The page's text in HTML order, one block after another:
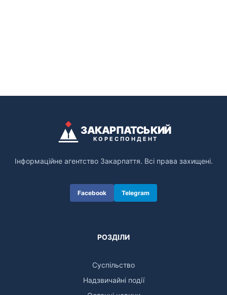
ЗАКАРПАТСЬКИЙ
КОРЕСПОНДЕНТ
Інформаційне агентство Закарпаття. Всі права захищені.
Facebook Telegram
РОЗДІЛИ
Суспільство
Надзвичайні події